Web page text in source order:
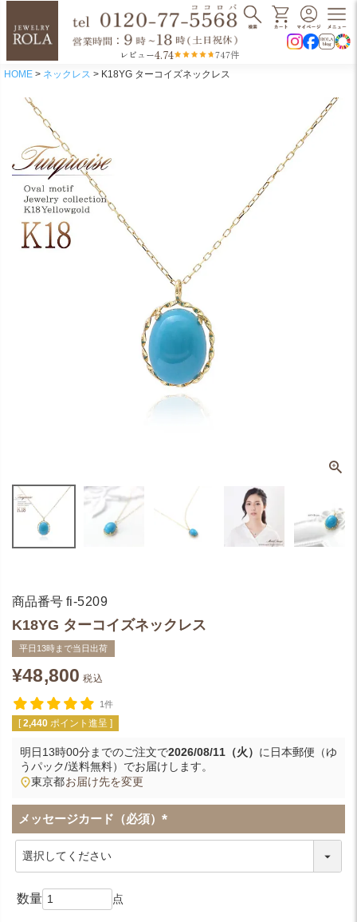
レビュー4.74 747件
HOME ネックレス K18YG ターコイズネックレス
商品番号 fi-5209
K18YG ターコイズネックレス
平日13時まで当日出荷
¥48,800 税込
1件
[ 2,440 ポイント進呈 ]
明日13時00分までのご注文で2026/08/11（火） に 日本郵便（ゆ
うパック/送料無料） でお届けします。
東京都お届け先を変更
メッセージカード（必須）
(